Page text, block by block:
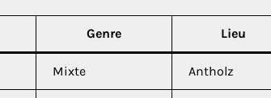
Genre Lieu
Mixte Antholz